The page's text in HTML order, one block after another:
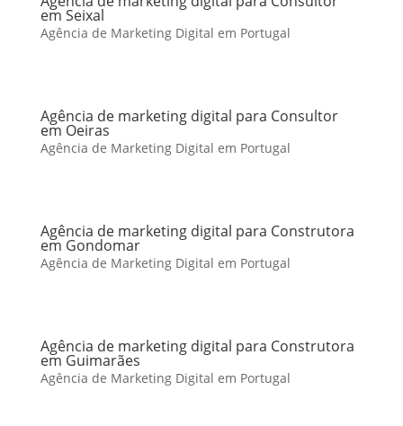
em Seixal
Agência de Marketing Digital em Portugal
Agência de marketing digital para Consultor
em Oeiras
Agência de Marketing Digital em Portugal
Agência de marketing digital para Construtora
em Gondomar
Agência de Marketing Digital em Portugal
Agência de marketing digital para Construtora
em Guimarães
Agência de Marketing Digital em Portugal